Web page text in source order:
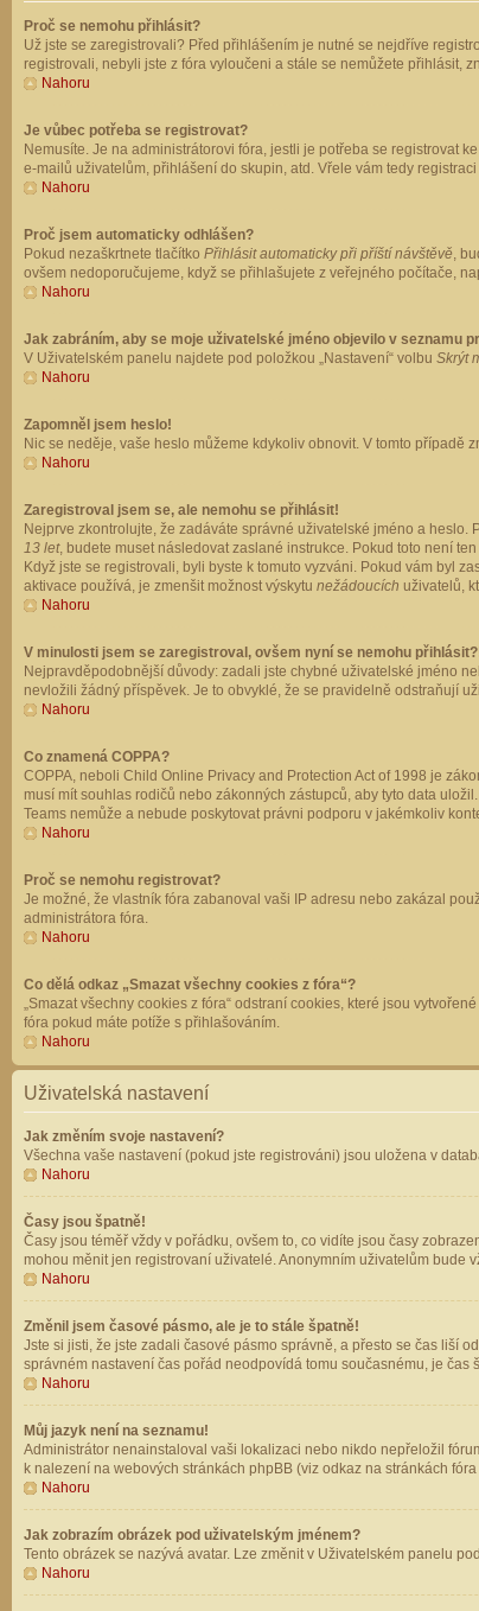
Proč se nemohu přihlásit?
Už jste se zaregistrovali? Před přihlášením je nutné se nejdříve
registrovali, nebyli jste z fóra vyloučeni a stále se nemůžete přihlásit,
Nahoru
Je vůbec potřeba se registrovat?
Nemusíte. Je na administrátorovi fóra, jestli je potřeba se registrovat
e-mailů uživatelům, přihlášení do skupin, atd. Vřele vám tedy
Nahoru
Proč jsem automaticky odhlášen?
Pokud nezaškrtnete tlačítko Přihlásit automaticky při příští návštěvě,
ovšem nedoporučujeme, když se přihlašujete z veřejného počítače,
Nahoru
Jak zabráním, aby se moje uživatelské jméno objevilo v seznamu
V Uživatelském panelu najdete pod položkou „Nastavení“ volbu Skrýt
Nahoru
Zapomněl jsem heslo!
Nic se neděje, vaše heslo můžeme kdykoliv obnovit. V tomto případě
Nahoru
Zaregistroval jsem se, ale nemohu se přihlásit!
Nejprve zkontrolujte, že zadáváte správné uživatelské jméno a
13 let, budete muset následovat zaslané instrukce. Pokud toto není
Když jste se registrovali, byli byste k tomuto vyzváni. Pokud vám byl
aktivace používá, je zmenšit možnost výskytu nežádoucích uživatelů,
Nahoru
V minulosti jsem se zaregistroval, ovšem nyní se nemohu
Nejpravděpodobnější důvody: zadali jste chybné uživatelské jméno
nevložili žádný příspěvek. Je to obvyklé, že se pravidelně odstraňují
Nahoru
Co znamená COPPA?
COPPA, neboli Child Online Privacy and Protection Act of 1998 je
musí mít souhlas rodičů nebo zákonných zástupců, aby tyto data
Teams nemůže a nebude poskytovat právni podporu v jakémkoliv
Nahoru
Proč se nemohu registrovat?
Je možné, že vlastník fóra zabanoval vaši IP adresu nebo zakázal
administrátora fóra.
Nahoru
Co dělá odkaz „Smazat všechny cookies z fóra“?
„Smazat všechny cookies z fóra“ odstraní cookies, které jsou
fóra pokud máte potíže s přihlašováním.
Nahoru
Uživatelská nastavení
Jak změním svoje nastavení?
Všechna vaše nastavení (pokud jste registrováni) jsou uložena v
Nahoru
Časy jsou špatně!
Časy jsou téměř vždy v pořádku, ovšem to, co vidíte jsou časy
mohou měnit jen registrovaní uživatelé. Anonymním uživatelům bude
Nahoru
Změnil jsem časové pásmo, ale je to stále špatně!
Jste si jisti, že jste zadali časové pásmo správně, a přesto se čas liší
správném nastavení čas pořád neodpovídá tomu současnému, je
Nahoru
Můj jazyk není na seznamu!
Administrátor nenainstaloval vaši lokalizaci nebo nikdo nepřeložil
k nalezení na webových stránkách phpBB (viz odkaz na stránkách
Nahoru
Jak zobrazím obrázek pod uživatelským jménem?
Tento obrázek se nazývá avatar. Lze změnit v Uživatelském panelu
Nahoru